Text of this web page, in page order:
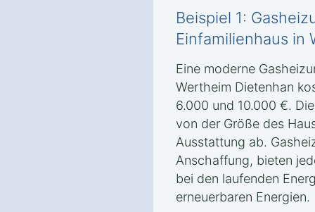
Beispiel 1:
Einfamilienhaus in
Eine moderne
Wertheim Dietenhan
6.000 und 10.000 €.
von der Größe des
Ausstattung ab.
Anschaffung, bieten
bei den laufenden
erneuerbaren Energien.